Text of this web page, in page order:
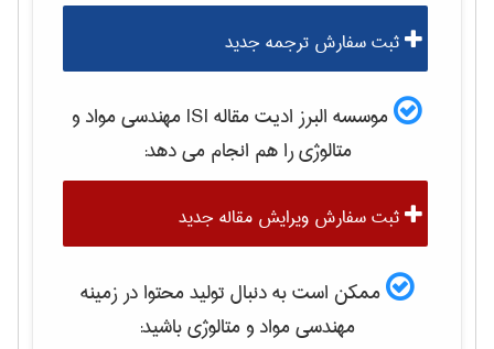
ثبت سفارش ترجمه جدید
موسسه البرز ادیت مقاله ISI
مهندسی مواد و
متالوژیرا هم انجام می دهد:
ثبت سفارش ویرایش مقاله جدید
ممکن است به دنبال تولید محتوا در زمینه
مهندسی مواد و متالوژیباشید: